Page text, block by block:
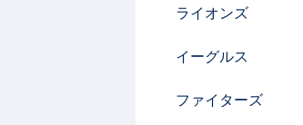
ライオンズ
イーグルス
ファイターズ